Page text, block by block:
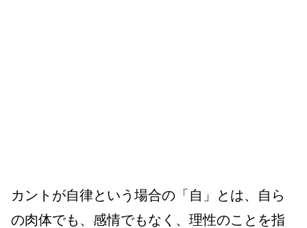
カントが自律という場合の「自」とは、自ら
の肉体でも、感情でもなく、理性のことを指